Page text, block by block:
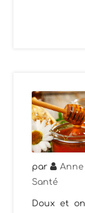
par
Santé
Doux et